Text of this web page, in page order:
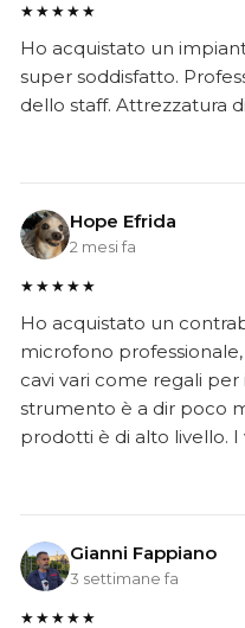
★★★★★
Ho acquistato un
super soddisfatto.
dello staff. Attrezzatura
Hope Efrida
2 mesi fa
★★★★★
Ho acquistato un
microfono
cavi vari come regali
strumento è a dir poco
prodotti è di alto livello. I
Gianni Fappiano
3 settimane fa
★★★★★